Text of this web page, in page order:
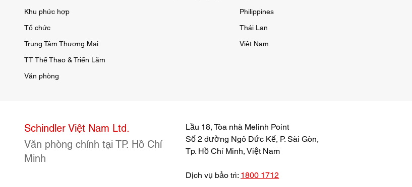
Khu phức hợp
Tổ chức
Trung Tâm Thương Mại
TT Thể Thao & Triển Lãm
Văn phòng
Philippines
Thái Lan
Việt Nam
Schindler Việt Nam Ltd.
Văn phòng chính tại TP. Hồ Chí
Minh
Lầu 18, Tòa nhà Melinh Point
Số 2 đường Ngô Đức Kế, P. Sài Gòn,
Tp. Hồ Chí Minh, Việt Nam
Dịch vụ bảo trì: 1800 1712